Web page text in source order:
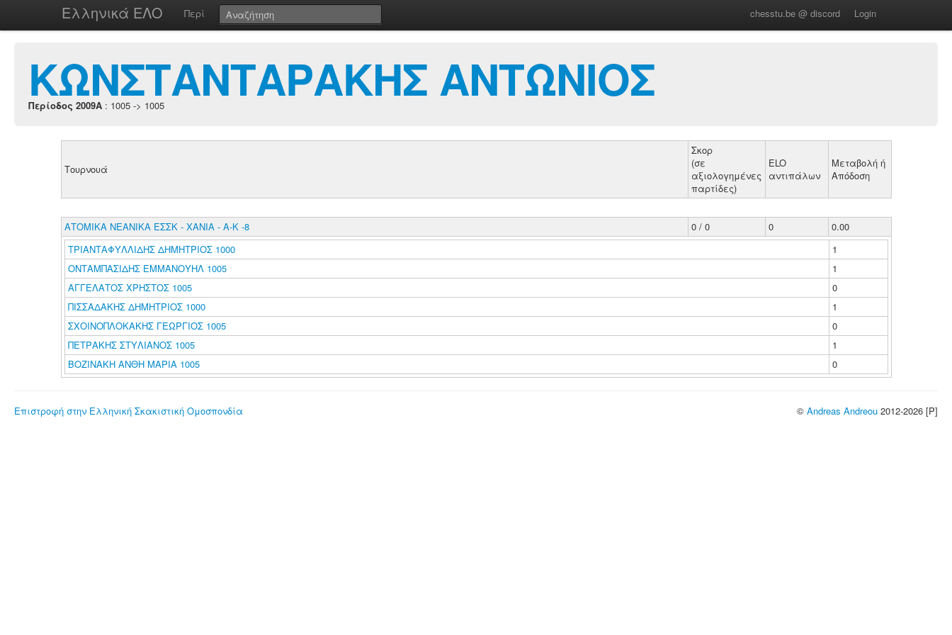
Ελληνικά ΕΛΟ Περί chesstu.be @ discord Login
ΚΩΝΣΤΑΝΤΑΡΑΚΗΣ ΑΝΤΩΝΙΟΣ
Περίοδος 2009A : 1005 -> 1005
Τουρνουά
Σκορ
(σε
αξιολογημένες
παρτίδες)
ELO
αντιπάλων
Μεταβολή ή
Απόδοση
ΑΤΟΜΙΚΑ ΝΕΑΝΙΚΑ ΕΣΣΚ - ΧΑΝΙΑ - Α-Κ -8 0 / 0 0
0.00
ΤΡΙΑΝΤΑΦΥΛΛΙΔΗΣ ΔΗΜΗΤΡΙΟΣ 1000
1
ΟΝΤΑΜΠΑΣΙΔΗΣ ΕΜΜΑΝΟΥΗΛ 1005
1
ΑΓΓΕΛΑΤΟΣ ΧΡΗΣΤΟΣ 1005
0
ΠΙΣΣΑΔΑΚΗΣ ΔΗΜΗΤΡΙΟΣ 1000
1
ΣΧΟΙΝΟΠΛΟΚΑΚΗΣ ΓΕΩΡΓΙΟΣ 1005
0
ΠΕΤΡΑΚΗΣ ΣΤΥΛΙΑΝΟΣ 1005
1
ΒΟΖΙΝΑΚΗ ΑΝΘΗ ΜΑΡΙΑ 1005
0
Επιστροφή στην Ελληνική Σκακιστική Ομοσπονδία © Andreas Andreou 2012-2026 [P]